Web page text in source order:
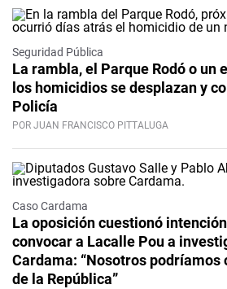
Seguridad Pública
La rambla, el Parque Rodó o un
los homicidios se desplazan y
Policía
POR JUAN FRANCISCO PITTALUGA
Caso Cardama
La oposición cuestionó
convocar a Lacalle Pou a
Cardama: “Nosotros
de la República”